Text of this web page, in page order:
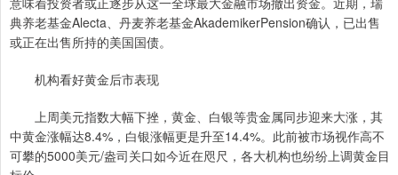
典养老基金Alecta、丹麦养老基金AkademikerPension确认，已出售
或正在出售所持的美国国债。
机构看好黄金后市表现
上周美元指数大幅下挫，黄金、白银等贵金属同步迎来大涨，其
中黄金涨幅达8.4%，白银涨幅更是升至14.4%。此前被市场视作高不
可攀的5000美元/盎司关口如今近在咫尺，各大机构也纷纷上调黄金目